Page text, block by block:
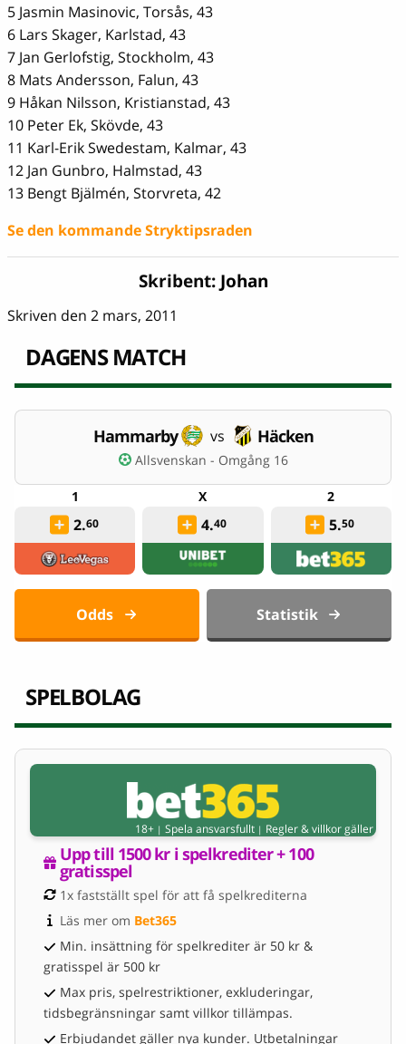
5 Jasmin Masinovic, Torsås, 43
6 Lars Skager, Karlstad, 43
7 Jan Gerlofstig, Stockholm, 43
8 Mats Andersson, Falun, 43
9 Håkan Nilsson, Kristianstad, 43
10 Peter Ek, Skövde, 43
11 Karl-Erik Swedestam, Kalmar, 43
12 Jan Gunbro, Halmstad, 43
13 Bengt Bjälmén, Storvreta, 42
Se den kommande Stryktipsraden
Skribent: Johan
Skriven den 2 mars, 2011
DAGENS MATCH
Hammarby vs Häcken
Allsvenskan - Omgång 16
2.60 4.40 5.50
Odds Statistik
SPELBOLAG
18+ | Spela ansvarsfullt | Regler & villkor gäller
Upp till 1500 kr i spelkrediter + 100
gratisspel
1x fastställt spel för att få spelkrediterna
Läs mer om Bet365
Min. insättning för spelkrediter är 50 kr &
gratisspel är 500 kr
Max pris, spelrestriktioner, exkluderingar,
tidsbegränsningar samt villkor tillämpas.
Erbjudandet gäller nya kunder. Utbetalningar